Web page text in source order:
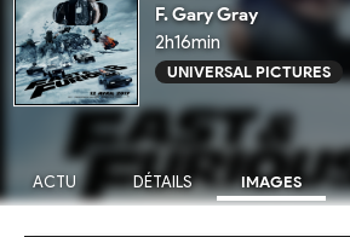
F. Gary Gray
2h16min
UNIVERSAL PICTURES
ACTU DÉTAILS IMAGES